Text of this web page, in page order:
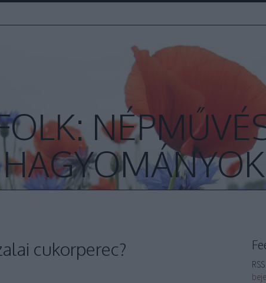
HAGYOMÁNYOK
cukorperec?